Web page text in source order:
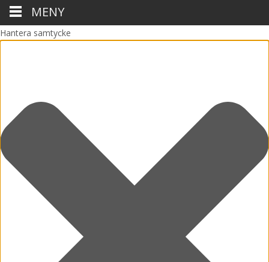
Hantera samtycke
MENY